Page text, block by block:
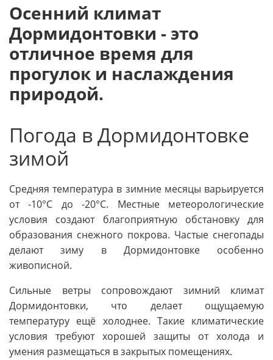
Осенний климат
Дормидонтовки - это
отличное время для
прогулок и наслаждения
природой.
Погода в Дормидонтовке
зимой
Средняя температура в зимние месяцы варьируется
от -10°C до -20°C. Местные метеорологические
условия создают благоприятную обстановку для
образования снежного покрова. Частые снегопады
делают зиму в Дормидонтовке особенно
живописной.
Сильные ветры сопровождают зимний климат
Дормидонтовки, что делает ощущаемую
температуру ещё холоднее. Такие климатические
условия требуют хорошей защиты от холода и
умения размещаться в закрытых помещениях.